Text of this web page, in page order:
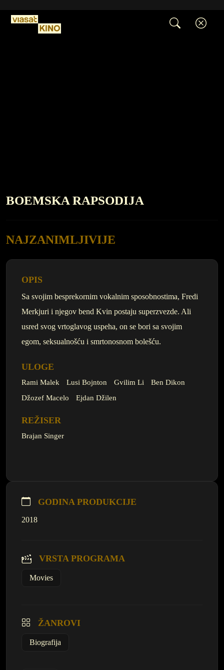
BOEMSKA RAPSODIJA
NAJZANIMLJIVIJE
OPIS
Sa svojim besprekornim vokalnim sposobnostima, Fredi
Merkjuri i njegov bend Kvin postaju superzvezde. Ali
usred svog vrtoglavog uspeha, on se bori sa svojim
egom, seksualnošću i smrtonosnom bolešću.
ULOGE
Rami Malek Lusi Bojnton Gvilim Li
Ben Dikon
Džozef Macelo
Ejdan Džilen
REŽISER
Brajan Singer
GODINA PRODUKCIJE
2018
VRSTA PROGRAMA
Movies
ŽANROVI
Biografija